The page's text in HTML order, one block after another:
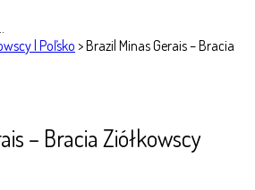
| Poľsko >Brazil Minas Gerais – Bracia
– Bracia Ziółkowscy